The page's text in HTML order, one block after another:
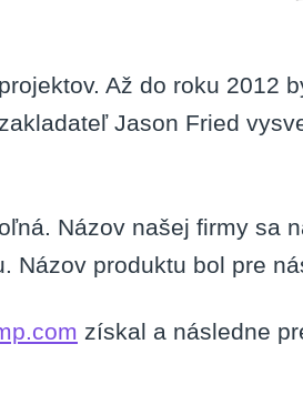
Až do roku 2012
Jason Fried
Názov našej firmy sa
Názov produktu bol pre
získal a následne